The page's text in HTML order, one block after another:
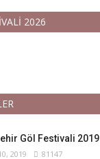
2026
Göl Festivali 2019
2019 81147